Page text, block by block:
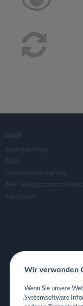
ÜBER
Kontaktanfrage
AGB
Datenschutzerklärung
APP- & Benutzerdaten
Impressum
Wir verwenden
Wenn Sie unsere
Systemsoftware